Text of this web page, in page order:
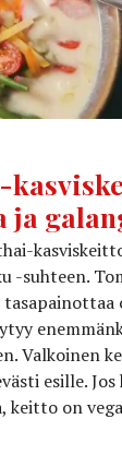
ja
-suhteen.
tasapainottaa
Valkoinen
esille.
keitto on
– Thai-